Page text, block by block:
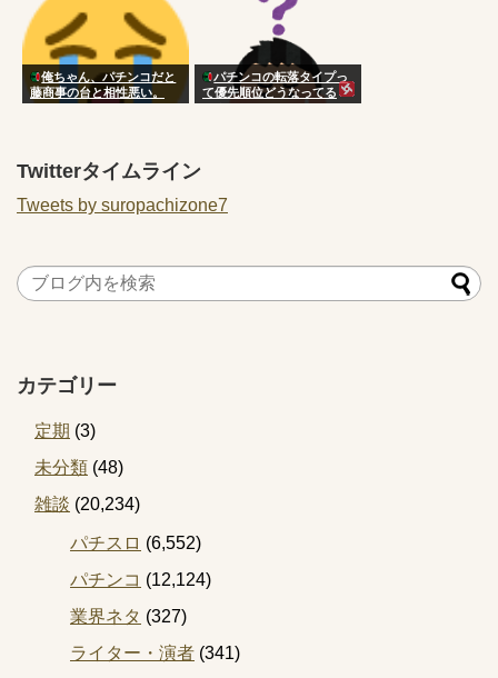
俺ちゃん、パチンコだと
藤商事の台と相性悪い。
パチンコの転落タイプっ
て優先順位どうなってる
の？
Twitterタイムライン
Tweets by suropachizone7
カテゴリー
定期 (3)
未分類 (48)
雑談 (20,234)
パチスロ (6,552)
パチンコ (12,124)
業界ネタ (327)
ライター・演者 (341)